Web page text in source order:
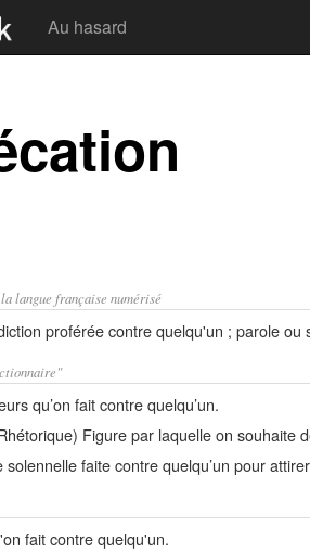
Au hasard
langue française numérisé
proférée contre quelqu'un ; parole
qu’on fait contre quelqu’un.
Figure par laquelle on souhaite
faite contre quelqu’un pour
fait contre quelqu'un.